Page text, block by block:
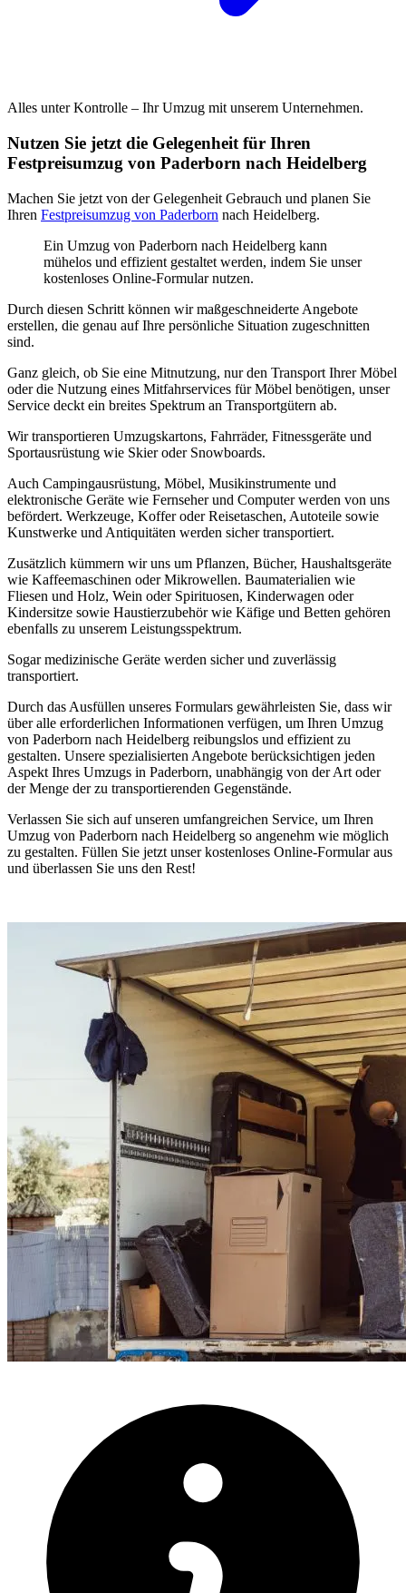
Alles unter Kontrolle – Ihr Umzug mit unserem Unternehmen.
Nutzen Sie jetzt die Gelegenheit für Ihren
Festpreisumzug von Paderborn nach Heidelberg
Machen Sie jetzt von der Gelegenheit Gebrauch und planen Sie
Ihren Festpreisumzug von Paderborn nach Heidelberg.
Ein Umzug von Paderborn nach Heidelberg kann
mühelos und effizient gestaltet werden, indem Sie unser
kostenloses Online-Formular nutzen.
Durch diesen Schritt können wir maßgeschneiderte Angebote
erstellen, die genau auf Ihre persönliche Situation zugeschnitten
sind.
Ganz gleich, ob Sie eine Mitnutzung, nur den Transport Ihrer Möbel
oder die Nutzung eines Mitfahrservices für Möbel benötigen, unser
Service deckt ein breites Spektrum an Transportgütern ab.
Wir transportieren Umzugskartons, Fahrräder, Fitnessgeräte und
Sportausrüstung wie Skier oder Snowboards.
Auch Campingausrüstung, Möbel, Musikinstrumente und
elektronische Geräte wie Fernseher und Computer werden von uns
befördert. Werkzeuge, Koffer oder Reisetaschen, Autoteile sowie
Kunstwerke und Antiquitäten werden sicher transportiert.
Zusätzlich kümmern wir uns um Pflanzen, Bücher, Haushaltsgeräte
wie Kaffeemaschinen oder Mikrowellen. Baumaterialien wie
Fliesen und Holz, Wein oder Spirituosen, Kinderwagen oder
Kindersitze sowie Haustierzubehör wie Käfige und Betten gehören
ebenfalls zu unserem Leistungsspektrum.
Sogar medizinische Geräte werden sicher und zuverlässig
transportiert.
Durch das Ausfüllen unseres Formulars gewährleisten Sie, dass wir
über alle erforderlichen Informationen verfügen, um Ihren Umzug
von Paderborn nach Heidelberg reibungslos und effizient zu
gestalten. Unsere spezialisierten Angebote berücksichtigen jeden
Aspekt Ihres Umzugs in Paderborn, unabhängig von der Art oder
der Menge der zu transportierenden Gegenstände.
Verlassen Sie sich auf unseren umfangreichen Service, um Ihren
Umzug von Paderborn nach Heidelberg so angenehm wie möglich
zu gestalten. Füllen Sie jetzt unser kostenloses Online-Formular aus
und überlassen Sie uns den Rest!